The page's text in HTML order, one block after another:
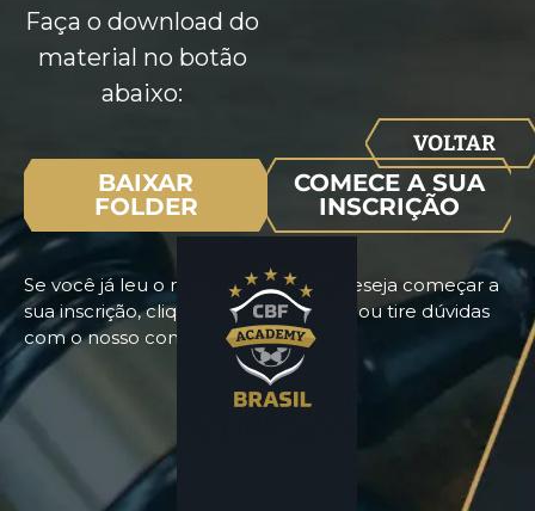
Faça o download do
material no botão
abaixo:
BAIXAR
FOLDER
COMECE A SUA
INSCRIÇÃO
Se você já leu o nosso programa e deseja começar a
sua inscrição, clique no botão abaixo ou tire dúvidas
com o nosso consultor.
VOLTAR